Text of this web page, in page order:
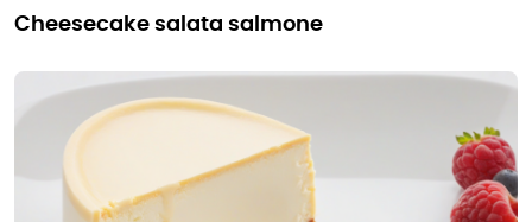
cheesecake salata salmone